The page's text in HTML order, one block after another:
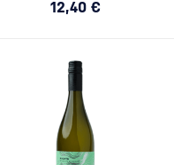
12,40 €